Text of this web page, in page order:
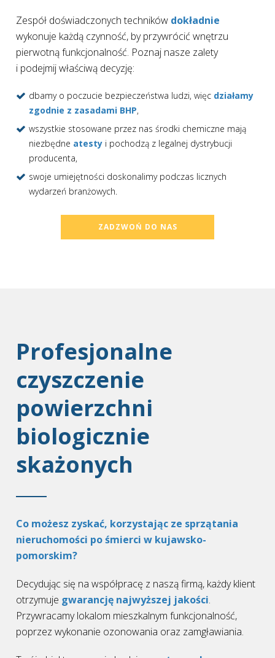
Zespół doświadczonych techników dokładnie
wykonuje każdą czynność, by przywrócić wnętrzu
pierwotną funkcjonalność. Poznaj nasze zalety
i podejmij właściwą decyzję:
dbamy o poczucie bezpieczeństwa ludzi, więc działamy
zgodnie z zasadami BHP,
wszystkie stosowane przez nas środki chemiczne mają
niezbędne atesty i pochodzą z legalnej dystrybucji
producenta,
swoje umiejętności doskonalimy podczas licznych
wydarzeń branżowych.
ZADZWOŃ DO NAS
Profesjonalne
czyszczenie
powierzchni
biologicznie
skażonych
Co możesz zyskać, korzystając ze sprzątania
nieruchomości po śmierci w kujawsko-
pomorskim?
Decydując się na współpracę z naszą firmą, każdy klient
otrzymuje gwarancję najwyższej jakości.
Przywracamy lokalom mieszkalnym funkcjonalność,
poprzez wykonanie ozonowania oraz zamgławiania.